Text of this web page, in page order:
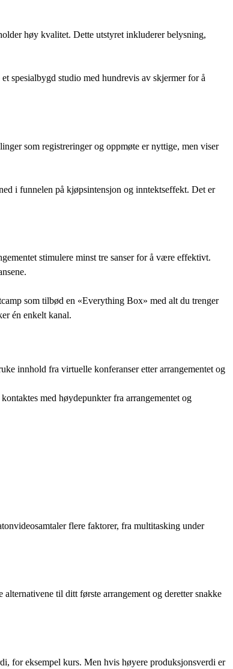
høy kvalitet. Dette utstyret inkluderer belysning,
spesialbygd studio med hundrevis av skjermer for å
som registreringer og oppmøte er nyttige, men viser
i funnelen på kjøpsintensjon og inntektseffekt. Det er
stimulere minst tre sanser for å være effektivt.
som tilbød en «Everything Box» med alt du trenger
én enkelt kanal.
innhold fra virtuelle konferanser etter arrangementet og
med høydepunkter fra arrangementet og
flere faktorer, fra multitasking under
til ditt første arrangement og deretter snakke
for eksempel kurs. Men hvis høyere produksjonsverdi er